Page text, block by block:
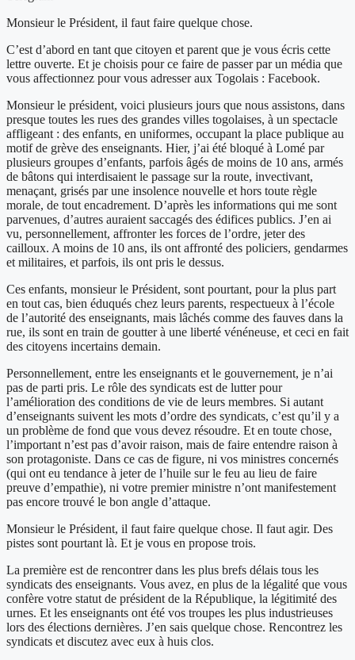
Monsieur le Président, il faut faire quelque chose.
C’est d’abord en tant que citoyen et parent que je vous écris cette
lettre ouverte. Et je choisis pour ce faire de passer par un média que
vous affectionnez pour vous adresser aux Togolais : Facebook.
Monsieur le président, voici plusieurs jours que nous assistons, dans
presque toutes les rues des grandes villes togolaises, à un spectacle
affligeant : des enfants, en uniformes, occupant la place publique au
motif de grève des enseignants. Hier, j’ai été bloqué à Lomé par
plusieurs groupes d’enfants, parfois âgés de moins de 10 ans, armés
de bâtons qui interdisaient le passage sur la route, invectivant,
menaçant, grisés par une insolence nouvelle et hors toute règle
morale, de tout encadrement. D’après les informations qui me sont
parvenues, d’autres auraient saccagés des édifices publics. J’en ai
vu, personnellement, affronter les forces de l’ordre, jeter des
cailloux. A moins de 10 ans, ils ont affronté des policiers, gendarmes
et militaires, et parfois, ils ont pris le dessus.
Ces enfants, monsieur le Président, sont pourtant, pour la plus part
en tout cas, bien éduqués chez leurs parents, respectueux à l’école
de l’autorité des enseignants, mais lâchés comme des fauves dans la
rue, ils sont en train de goutter à une liberté vénéneuse, et ceci en fait
des citoyens incertains demain.
Personnellement, entre les enseignants et le gouvernement, je n’ai
pas de parti pris. Le rôle des syndicats est de lutter pour
l’amélioration des conditions de vie de leurs membres. Si autant
d’enseignants suivent les mots d’ordre des syndicats, c’est qu’il y a
un problème de fond que vous devez résoudre. Et en toute chose,
l’important n’est pas d’avoir raison, mais de faire entendre raison à
son protagoniste. Dans ce cas de figure, ni vos ministres concernés
(qui ont eu tendance à jeter de l’huile sur le feu au lieu de faire
preuve d’empathie), ni votre premier ministre n’ont manifestement
pas encore trouvé le bon angle d’attaque.
Monsieur le Président, il faut faire quelque chose. Il faut agir. Des
pistes sont pourtant là. Et je vous en propose trois.
La première est de rencontrer dans les plus brefs délais tous les
syndicats des enseignants. Vous avez, en plus de la légalité que vous
confère votre statut de président de la République, la légitimité des
urnes. Et les enseignants ont été vos troupes les plus industrieuses
lors des élections dernières. J’en sais quelque chose. Rencontrez les
syndicats et discutez avec eux à huis clos.